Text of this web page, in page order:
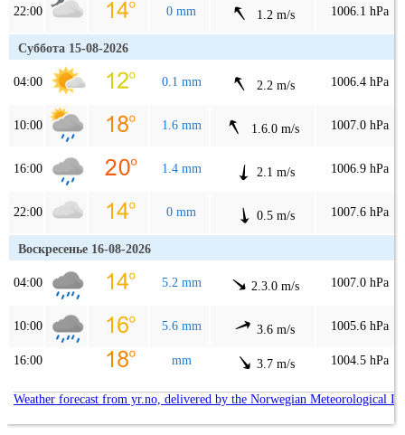
22:00 0 mm 1.2 m/s 1006.1 hPa
Суббота 15-08-2026
04:00 0.1 mm 2.2 m/s 1006.4 hPa
10:00 1.6 mm 1.6.0 m/s 1007.0 hPa
16:00 1.4 mm 2.1 m/s 1006.9 hPa
22:00 0 mm 0.5 m/s 1007.6 hPa
Воскресенье 16-08-2026
04:00 5.2 mm 2.3.0 m/s 1007.0 hPa
10:00 5.6 mm 3.6 m/s 1005.6 hPa
16:00 mm 3.7 m/s 1004.5 hPa
Weather forecast from yr.no, delivered by the Norwegian Meteorological